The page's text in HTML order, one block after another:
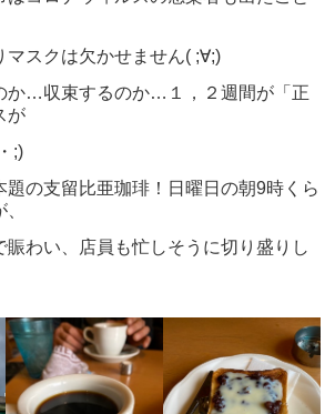
マスクは欠かせません( ;∀;)
か…収束するのか…１，２週間が「正
が
;)
題の支留比亜珈琲！日曜日の朝9時くら
賑わい、店員も忙しそうに切り盛りし